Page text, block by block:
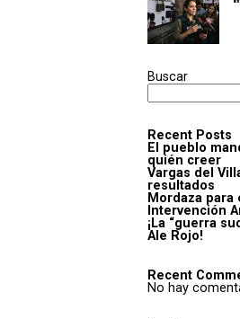
Buscar
Recent Posts
El pueblo
quién creer
Vargas del
resultados
Mordaza
Intervención
¡La “guerra
Ale Rojo!
Recent
No hay